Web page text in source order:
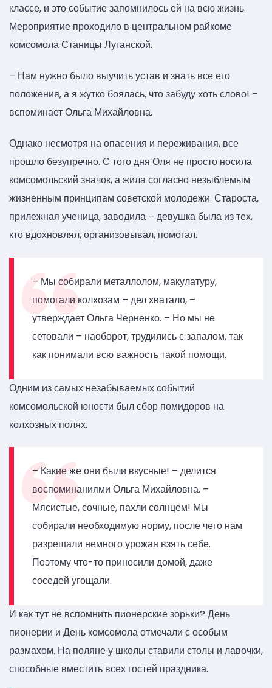
классе, и это событие запомнилось ей на всю жизнь.
Мероприятие проходило в центральном райкоме
комсомола Станицы Луганской.
– Нам нужно было выучить устав и знать все его
положения, а я жутко боялась, что забуду хоть слово! –
вспоминает Ольга Михайловна.
Однако несмотря на опасения и переживания, все
прошло безупречно. С того дня Оля не просто носила
комсомольский значок, а жила согласно незыблемым
жизненным принципам советской молодежи. Староста,
прилежная ученица, заводила – девушка была из тех,
кто вдохновлял, организовывал, помогал.
– Мы собирали металлолом, макулатуру,
помогали колхозам – дел хватало, –
утверждает Ольга Черненко. – Но мы не
сетовали – наоборот, трудились с запалом, так
как понимали всю важность такой помощи.
Одним из самых незабываемых событий
комсомольской юности был сбор помидоров на
колхозных полях.
– Какие же они были вкусные! – делится
воспоминаниями Ольга Михайловна. –
Мясистые, сочные, пахли солнцем! Мы
собирали необходимую норму, после чего нам
разрешали немного урожая взять себе.
Поэтому что-то приносили домой, даже
соседей угощали.
И как тут не вспомнить пионерские зорьки? День
пионерии и День комсомола отмечали с особым
размахом. На поляне у школы ставили столы и лавочки,
способные вместить всех гостей праздника.